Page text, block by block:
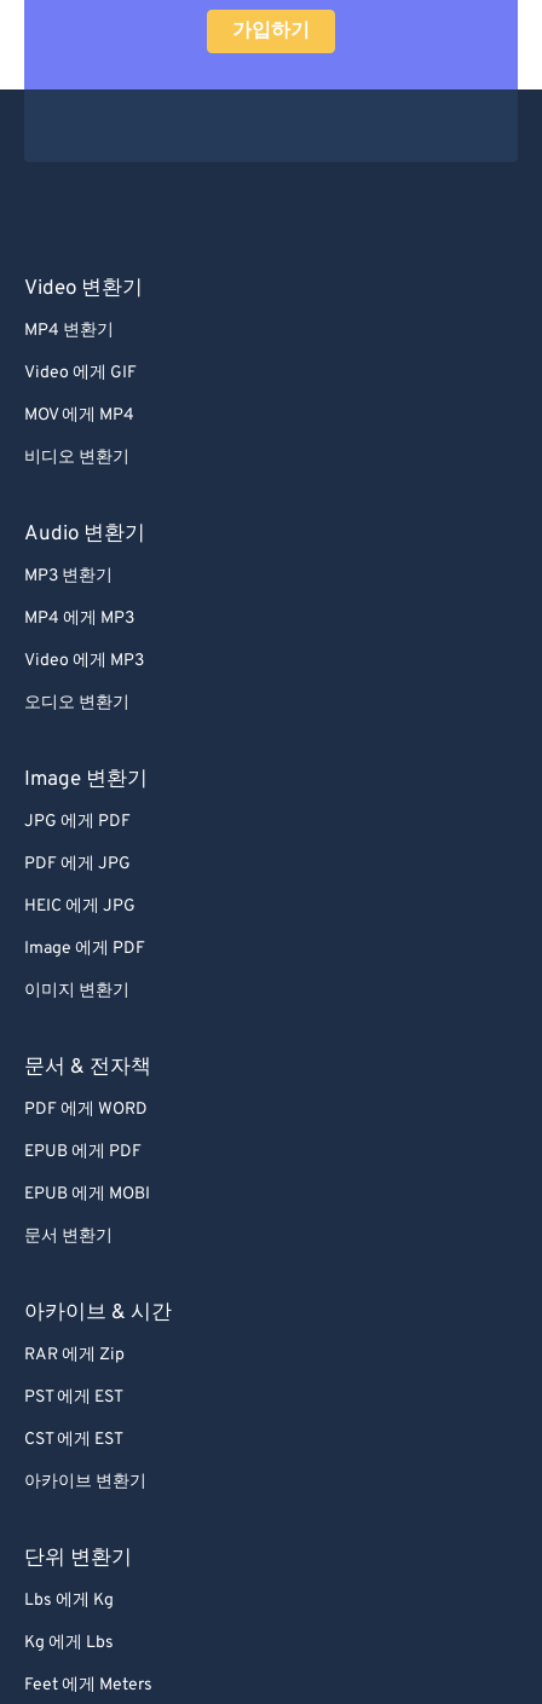
가입하기
Video 변환기
MP4 변환기
Video 에게 GIF
MOV 에게 MP4
비디오 변환기
Audio 변환기
MP3 변환기
MP4 에게 MP3
Video 에게 MP3
오디오 변환기
Image 변환기
JPG 에게 PDF
PDF 에게 JPG
HEIC 에게 JPG
Image 에게 PDF
이미지 변환기
문서 & 전자책
PDF 에게 WORD
EPUB 에게 PDF
EPUB 에게 MOBI
문서 변환기
아카이브 & 시간
RAR 에게 Zip
PST 에게 EST
CST 에게 EST
아카이브 변환기
단위 변환기
Lbs 에게 Kg
Kg 에게 Lbs
Feet 에게 Meters